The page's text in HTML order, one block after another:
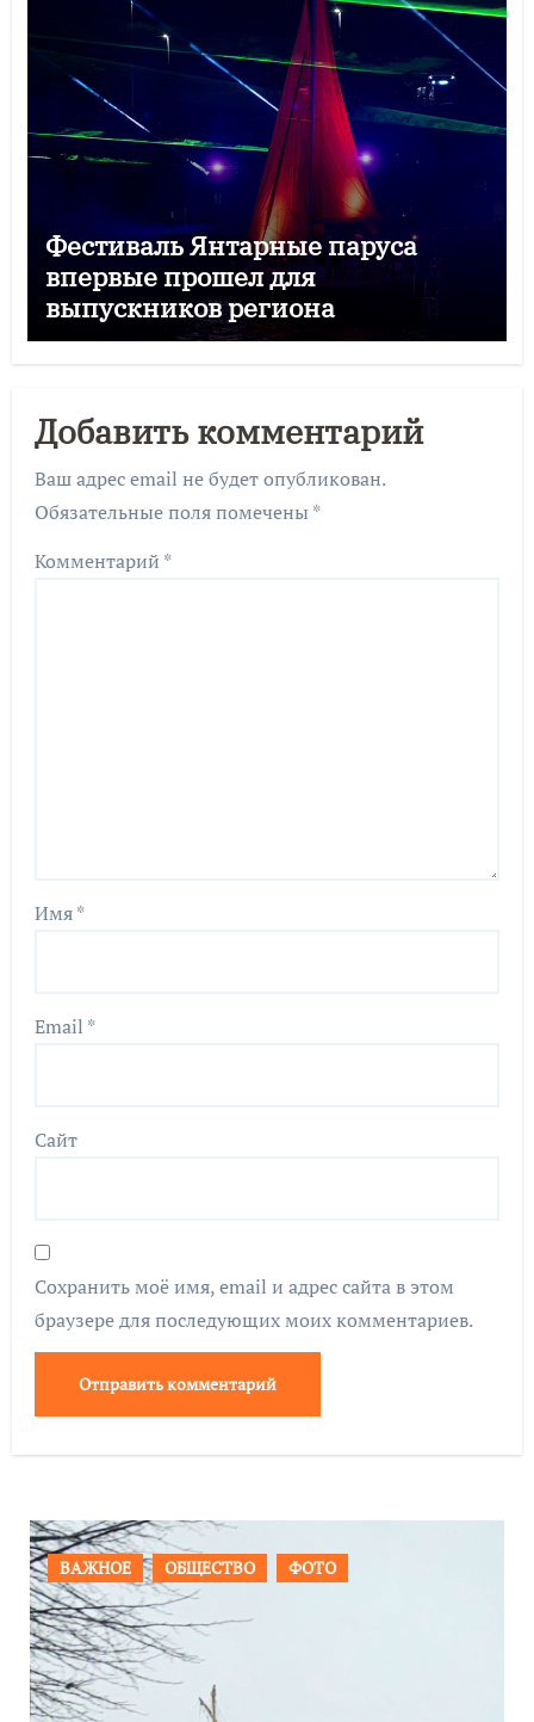
Фестиваль Янтарные паруса
впервые прошел для
выпускников региона
Добавить комментарий
Ваш адрес email не будет опубликован.
Обязательные поля помечены *
Комментарий *
Имя*
Email *
Сайт
Сохранить моё имя, email и адрес сайта в этом
браузере для последующих моих комментариев.
ПРОИСШЕСТВИЯ ФОТО